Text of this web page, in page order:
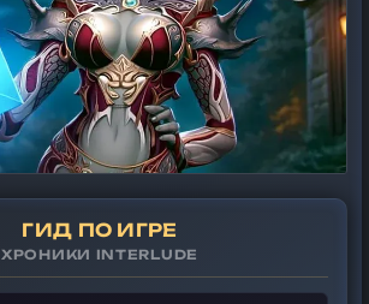
ГИД ПО ИГРЕ
ХРОНИКИ INTERLUDE